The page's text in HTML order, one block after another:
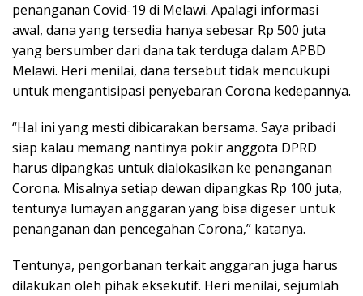
penanganan Covid-19 di Melawi. Apalagi informasi
awal, dana yang tersedia hanya sebesar Rp 500 juta
yang bersumber dari dana tak terduga dalam APBD
Melawi. Heri menilai, dana tersebut tidak mencukupi
untuk mengantisipasi penyebaran Corona kedepannya.
“Hal ini yang mesti dibicarakan bersama. Saya pribadi
siap kalau memang nantinya pokir anggota DPRD
harus dipangkas untuk dialokasikan ke penanganan
Corona. Misalnya setiap dewan dipangkas Rp 100 juta,
tentunya lumayan anggaran yang bisa digeser untuk
penanganan dan pencegahan Corona,” katanya.
Tentunya, pengorbanan terkait anggaran juga harus
dilakukan oleh pihak eksekutif. Heri menilai, sejumlah